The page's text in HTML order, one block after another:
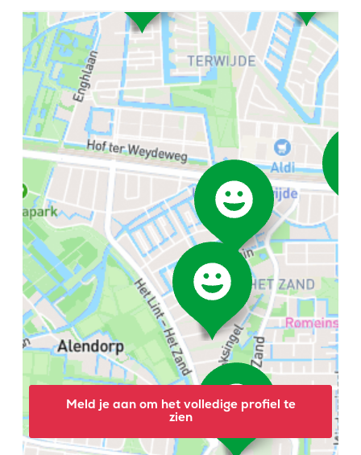
Meld je aan om het volledige profiel te
zien